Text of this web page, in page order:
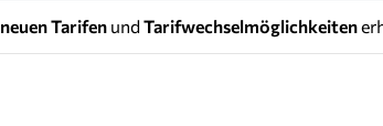
neuen Tarifen undTarifwechselmöglichkeiten